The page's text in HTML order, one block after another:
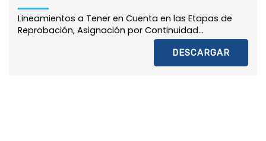
Lineamientos a Tener en Cuenta en las Etapas de
Reprobación, Asignación por Continuidad...
DESCARGAR